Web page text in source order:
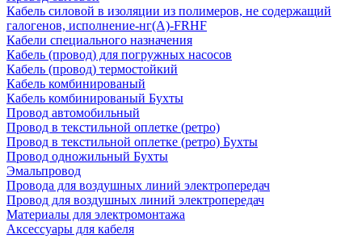
Кабель силовой в изоляции из полимеров, не содержащий
галогенов, исполнение-нг(А)-FRHF
Кабели специального назначения
Кабель (провод) для погружных насосов
Кабель (провод) термостойкий
Кабель комбинированый
Кабель комбинированый Бухты
Провод автомобильный
Провод в текстильной оплетке (ретро)
Провод в текстильной оплетке (ретро) Бухты
Провод одножильный Бухты
Эмальпровод
Провода для воздушных линий электропередач
Провод для воздушных линий электропередач
Материалы для электромонтажа
Аксессуары для кабеля